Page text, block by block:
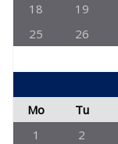
18
19
25
26
Mo
Tu
1
2